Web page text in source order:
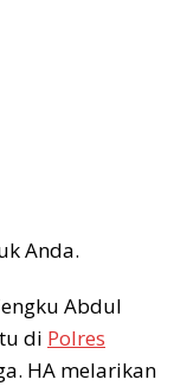
Anda.
Abdul
di Polres
HA melarikan